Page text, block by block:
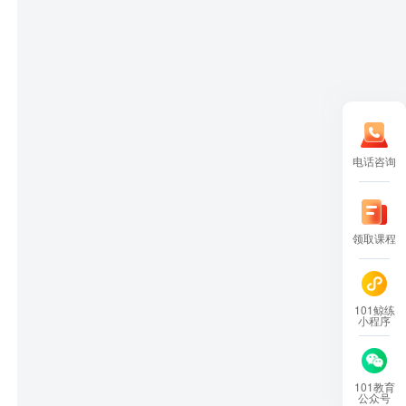
电话咨询
领取课程
101鲸练
小程序
101教育
公众号